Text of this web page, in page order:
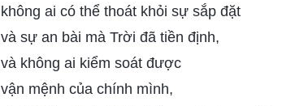
không ai có thể thoát khỏi sự sắp đặt
và sự an bài mà Trời đã tiền định,
và không ai kiểm soát được
vận mệnh của chính mình,